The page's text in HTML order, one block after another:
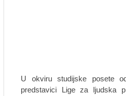
U okviru studijske posete
predstavici Lige za ljudska